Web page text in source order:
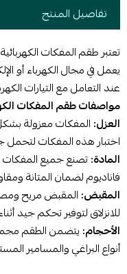
تفاصيل المنتج
تعتبر طقم المفكات
يعمل في مجال الكهرباء أو
عند التعامل مع التيارات
مواصفات طقم المفكات
العزل: المفكات معزولة
اختبار هذه المفكات لتحمل جهد يصل إلى
المادة:تصنع جميع المفكات
فاناديوم لضمان المتانة
المقبض:
للانزلاق لتوفير تحكم جيد
الأحجام: يتضمن الطقم
أنواع البراغي والمسامير